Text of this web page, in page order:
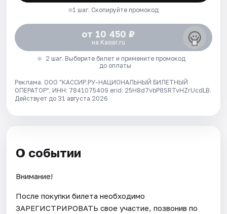
1 шаг. Скопируйте промокод
от 10 450 ₽
на Kassir.ru
2 шаг. Выберите билет и примените промокод
до оплаты
Реклама. ООО "КАССИР.РУ-НАЦИОНАЛЬНЫЙ БИЛЕТНЫЙ
ОПЕРАТОР", ИНН: 7841075409 erid: 25H8d7vbP8SRTvHZrUcdLB.
Действует до 31 августа 2026
О событии
Внимание!
После покупки билета необходимо
ЗАРЕГИСТРИРОВАТЬ свое участие, позвонив по